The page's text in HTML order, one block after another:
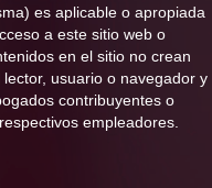
es aplicable o apropiada
a este sitio web o
en el sitio no crean
usuario o navegador y
contribuyentes o
empleadores.